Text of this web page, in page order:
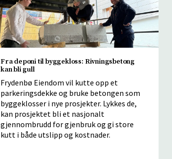
Fra deponi til byggekloss: Rivningsbetong
kan bli gull
Frydenbø Eiendom vil kutte opp et
parkeringsdekke og bruke betongen som
byggeklosser i nye prosjekter. Lykkes de,
kan prosjektet bli et nasjonalt
gjennombrudd for gjenbruk og gi store
kutt i både utslipp og kostnader.